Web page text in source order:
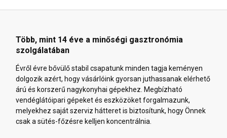
Több, mint 14 éve a minőségi gasztronómia
szolgálatában
Évről évre bővülő stabil csapatunk minden tagja keményen
dolgozik azért, hogy vásárlóink gyorsan juthassanak elérhető
árú és korszerű nagykonyhai gépekhez. Megbízható
vendéglátóipari gépeket és eszközöket forgalmazunk,
melyekhez saját szerviz hátteret is biztosítunk, hogy Önnek
csak a sütés-főzésre kelljen koncentrálnia.